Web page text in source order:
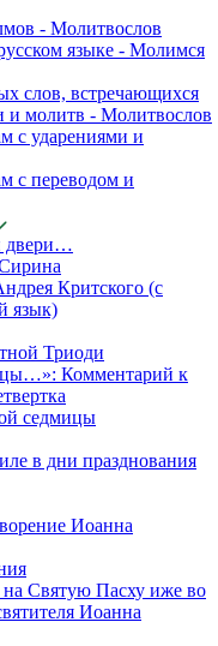
- Молитвослов
языке - Молимся
слов, встречающихся
и молитв - Молитвослов
с ударениями и
с переводом и
двери…
Критского (с
язык)
Триоди
Комментарий к
седмицы
в дни празднования
Иоанна
на Святую Пасху иже во
Иоанна